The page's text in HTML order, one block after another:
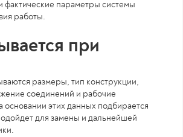
фактические параметры системы
работы.
при
размеры, тип конструкции,
соединений и рабочие
основании этих данных подбирается
для замены и дальнейшей